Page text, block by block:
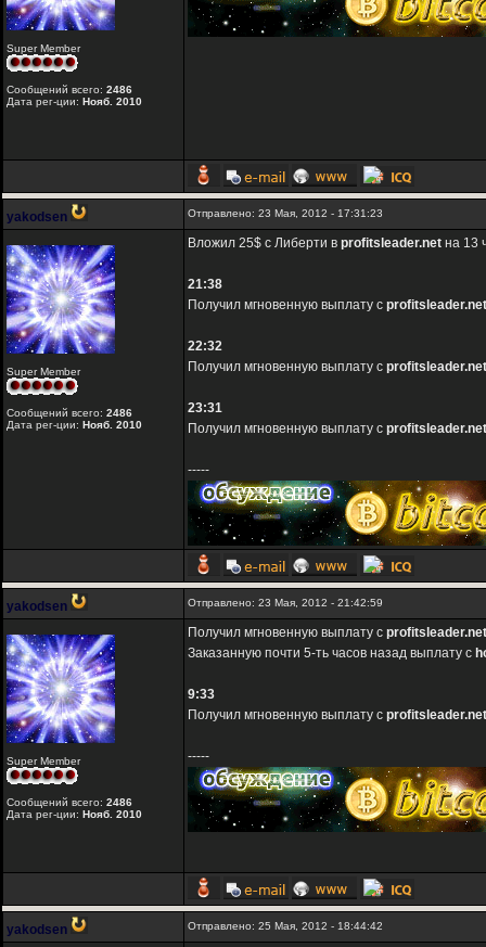
Super Member
Сообщений всего: 2486
Дата рег-ции: Нояб. 2010
yakodsen Отправлено: 23 Мая, 2012 - 17:31:23
Super Member
Сообщений всего: 2486
Дата рег-ции: Нояб. 2010
Вложил 25$ с Либерти в profitsleader.net на 13
21:38
Получил мгновенную выплату с profitsleader.net
22:32
Получил мгновенную выплату с profitsleader.net
23:31
Получил мгновенную выплату с profitsleader.net
-----
yakodsen Отправлено: 23 Мая, 2012 - 21:42:59
Super Member
Сообщений всего: 2486
Дата рег-ции: Нояб. 2010
Получил мгновенную выплату с profitsleader.net
Заказанную почти 5-ть часов назад выплату с
9:33
Получил мгновенную выплату с profitsleader.net
-----
yakodsen Отправлено: 25 Мая, 2012 - 18:44:42